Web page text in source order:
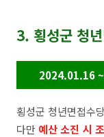
3. 횡성군 청
2024.01.16
횡성군 청년면접수
다만 예산 소진 시